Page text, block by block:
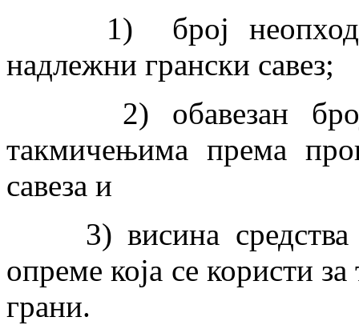
1) број
надлежни грански савез;
2) обавезан број
такмичењима према
савеза и
3) висина средства
опреме која се користи
грани.